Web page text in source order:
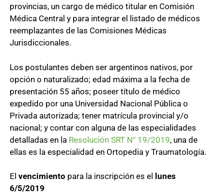
provincias, un cargo de médico titular en Comisión
Médica Central y para integrar el listado de médicos
reemplazantes de las Comisiones Médicas
Jurisdiccionales.
Los postulantes deben ser argentinos nativos, por
opción o naturalizado; edad máxima a la fecha de
presentación 55 años; poseer título de médico
expedido por una Universidad Nacional Pública o
Privada autorizada; tener matrícula provincial y/o
nacional; y contar con alguna de las especialidades
detalladas en la Resolución SRT N° 19/2019, una de
ellas es la especialidad en Ortopedia y Traumatología.
El vencimiento para la inscripción es el
lunes
6/5/2019